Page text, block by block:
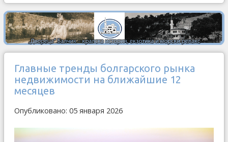
Главные тренды болгарского рынка
недвижимости на ближайшие 12
месяцев
Опубликовано: 05 января 2026